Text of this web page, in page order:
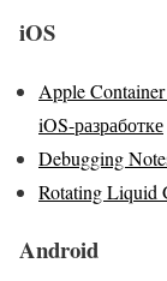
iOS
Apple
iOS-разработке
Debugging
Rotating Liquid
Android